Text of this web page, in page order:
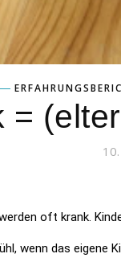
=
oft krank.
wenn das eigene